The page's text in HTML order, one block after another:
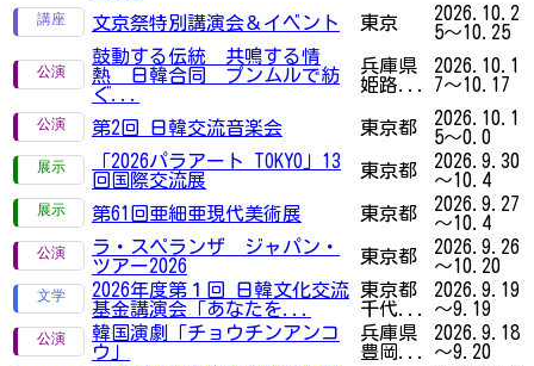
文京祭特別講演会＆イベント 東京
2026.10.2
5～10.25
鼓動する伝統 共鳴する情
熱 日韓合同 プンムルで紡
ぐ...
兵庫県
姫路...
2026.10.1
7～10.17
第2回 日韓交流音楽会 東京都
2026.10.1
5～0.0
「2026パラアート TOKYO」13
回国際交流展
東京都
2026.9.30
～10.4
第61回亜細亜現代美術展
東京都
2026.9.27
～10.4
ラ・スペランザ ジャパン・
ツアー2026
東京都
2026.9.26
～10.20
2026年度第１回 日韓文化交流
基金講演会「あなたを...
東京都
千代...
2026.9.19
～9.19
韓国演劇「チョウチンアンコ
ウ」
兵庫県
豊岡...
2026.9.18
～9.20